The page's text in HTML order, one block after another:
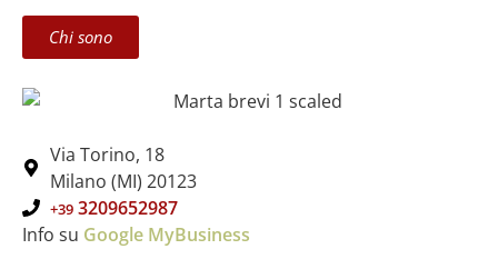
Chi sono
Via Torino, 18
Milano (MI) 20123
+39 3209652987
Info su Google MyBusiness